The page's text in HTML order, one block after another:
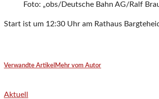
Foto: „obs/Deutsche Bahn AG/Ralf
Start ist um 12:30 Uhr am Rathaus
Verwandte Artikel Mehr vom Autor
Aktuell